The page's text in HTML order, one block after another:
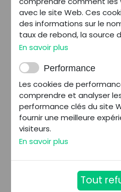
de centre ville
en plein coeur
de la MEL
Une
implantation
potentiel
durable
Pharmacie
de référence
avec murs à
Pharmacie en
avec une
arrivée prévue
prescripteurs
avec le site Web. Ces
des informations sur le
taux de rebond, la source
En savoir plus
Performance
Les cookies de
comprendre et analyser
performance clés du site
fournir une meilleure
visiteurs.
En savoir plus